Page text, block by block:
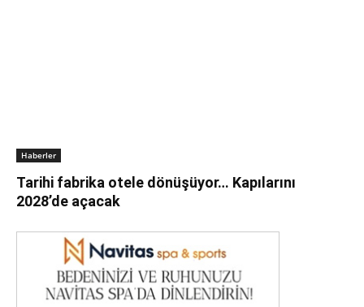
Haberler
Tarihi fabrika otele dönüşüyor… Kapılarını
2028’de açacak